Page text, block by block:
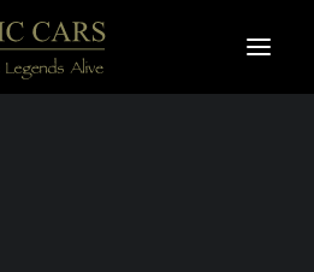
À vendre